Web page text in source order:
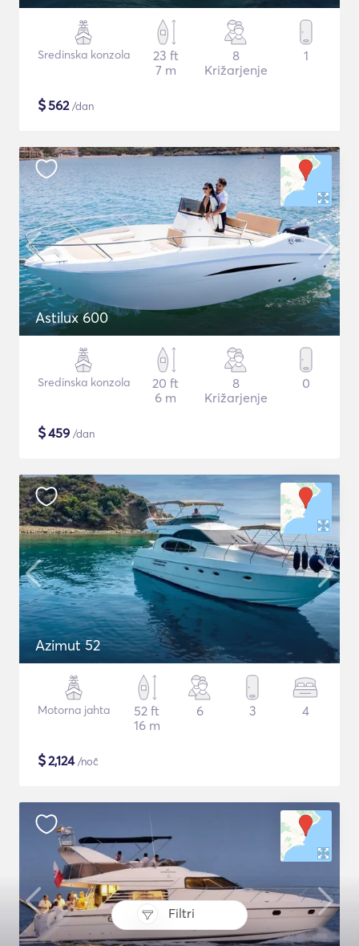
Filtri
Sredinska konzola
23 ft
7 m
8
Križarjenje
1
$562/dan
Astilux 600
Sredinska konzola
20 ft
6 m
8
Križarjenje
0
$459 /dan
Azimut 52
Motorna jahta
52 ft
16 m
6 3 4
$2,124/noč